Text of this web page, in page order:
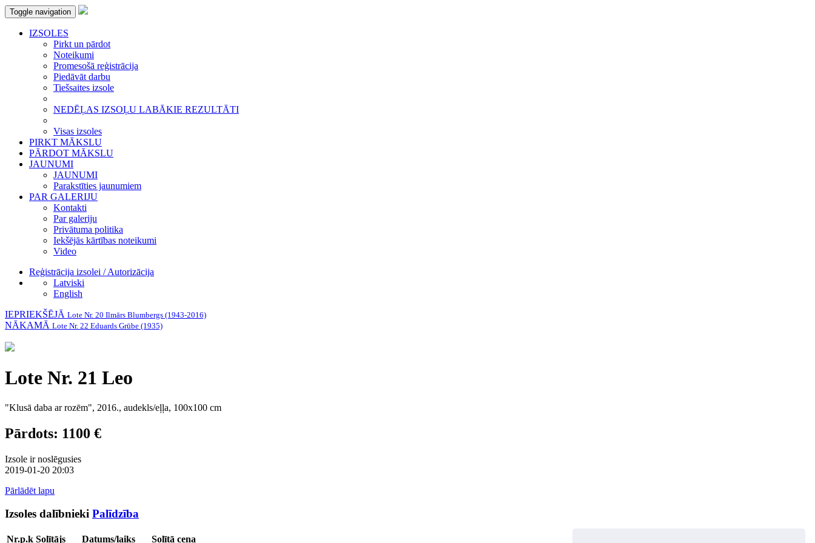
Toggle navigation
IZSOLES
Pirkt un pārdot
Noteikumi
Promesošā reģistrācija
Piedāvāt darbu
Tiešsaites izsole
NEDĒĻAS IZSOĻU LABĀKIE REZULTĀTI
Visas izsoles
PIRKT MĀKSLU
PĀRDOT MĀKSLU
JAUNUMI
JAUNUMI
Parakstīties jaunumiem
PAR GALERIJU
Kontakti
Par galeriju
Privātuma politika
Iekšējās kārtības noteikumi
Video
Reģistrācija izsolei / Autorizācija
Latviski
English
IEPRIEKŠĒJĀ Lote Nr. 20 Ilmārs Blumbergs (1943-2016)
NĀKAMĀ Lote Nr. 22 Eduards Grūbe (1935)
Lote Nr. 21 Leo
"Klusā daba ar rozēm", 2016., audekls/eļļa, 100x100 cm
Pārdots: 1100 €
Izsole ir noslēgusies
2019-01-20 20:03
Pārlādēt lapu
Izsoles dalībnieki Palīdzība
Nr.p.k Solītājs Datums/laiks Solītā cena